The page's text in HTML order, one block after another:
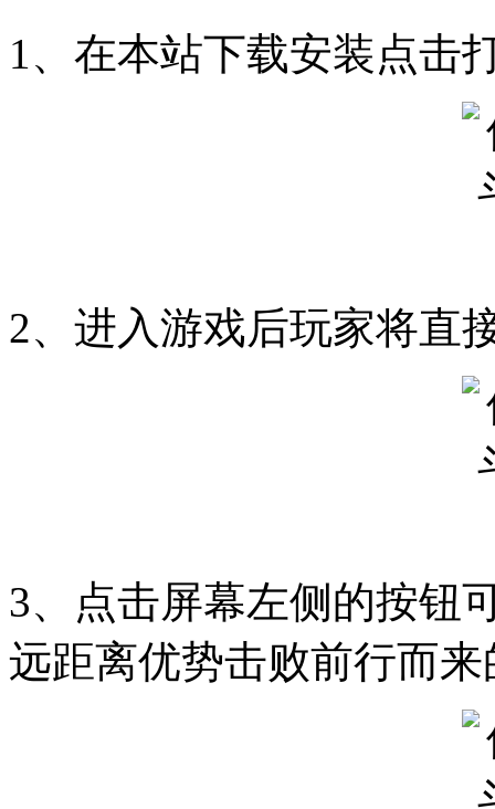
1、在本站下载安装点击
2、进入游戏后玩家将直
3、点击屏幕左侧的按钮
远距离优势击败前行而